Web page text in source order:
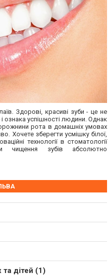
Здорові, красиві зуби - це не
ознака успішності людини. Однак
рота в домашніх умовах
Хочете зберегти усмішку білої,
технології в стоматології
чищення зубів абсолютно
та дітей (1)